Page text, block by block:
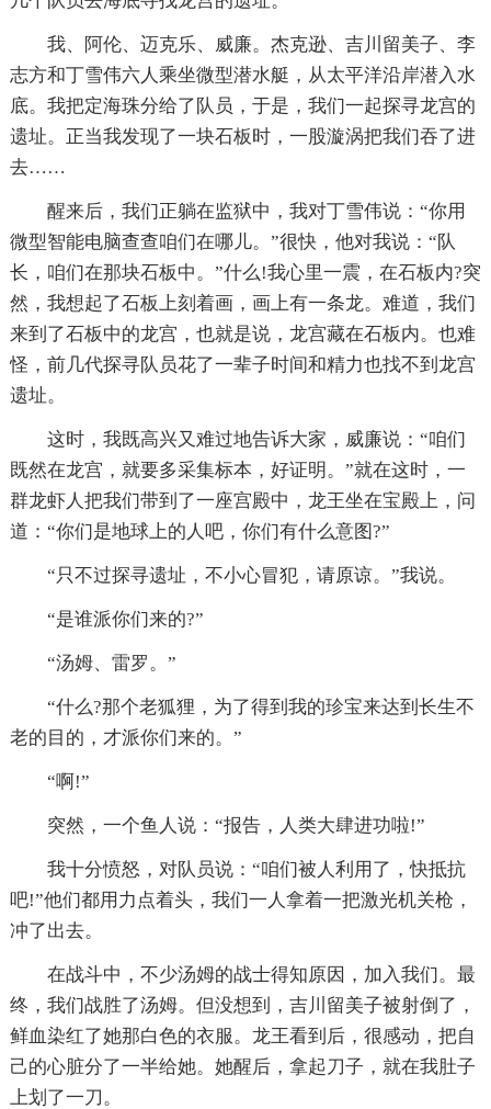
我、阿伦、迈克乐、威廉。杰克逊、吉川留美子、李
志方和丁雪伟六人乘坐微型潜水艇，从太平洋沿岸潜入水
底。我把定海珠分给了队员，于是，我们一起探寻龙宫的
遗址。正当我发现了一块石板时，一股漩涡把我们吞了进
去……
醒来后，我们正躺在监狱中，我对丁雪伟说：“你用
微型智能电脑查查咱们在哪儿。”很快，他对我说：“队
长，咱们在那块石板中。”什么!我心里一震，在石板内?突
然，我想起了石板上刻着画，画上有一条龙。难道，我们
来到了石板中的龙宫，也就是说，龙宫藏在石板内。也难
怪，前几代探寻队员花了一辈子时间和精力也找不到龙宫
遗址。
这时，我既高兴又难过地告诉大家，威廉说：“咱们
既然在龙宫，就要多采集标本，好证明。”就在这时，一
群龙虾人把我们带到了一座宫殿中，龙王坐在宝殿上，问
道：“你们是地球上的人吧，你们有什么意图?”
“只不过探寻遗址，不小心冒犯，请原谅。”我说。
“是谁派你们来的?”
“汤姆、雷罗。”
“什么?那个老狐狸，为了得到我的珍宝来达到长生不
老的目的，才派你们来的。”
“啊!”
突然，一个鱼人说：“报告，人类大肆进功啦!”
我十分愤怒，对队员说：“咱们被人利用了，快抵抗
吧!”他们都用力点着头，我们一人拿着一把激光机关枪，
冲了出去。
在战斗中，不少汤姆的战士得知原因，加入我们。最
终，我们战胜了汤姆。但没想到，吉川留美子被射倒了，
鲜血染红了她那白色的衣服。龙王看到后，很感动，把自
己的心脏分了一半给她。她醒后，拿起刀子，就在我肚子
上划了一刀。